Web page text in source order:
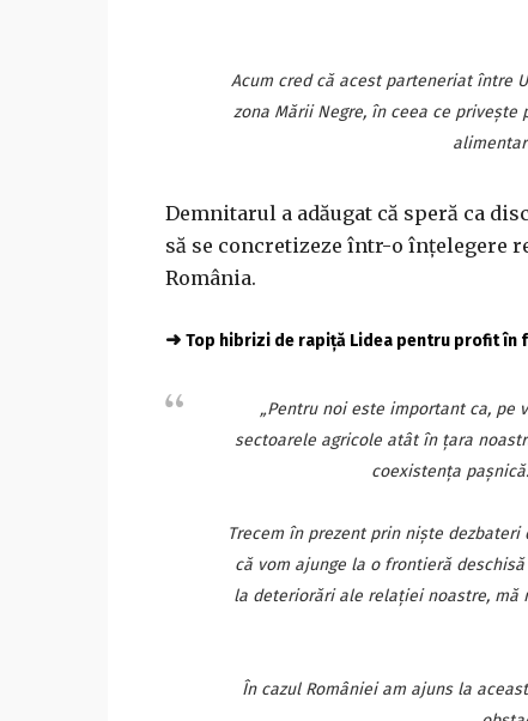
Acum cred că acest parteneriat între
zona Mării Negre, în ceea ce
Demnitarul a adăugat că speră ca
să se concretizeze într-o înţelegere
România.
➜ Top hibrizi de rapiță Lidea pentru profit în
„Pentru noi este important ca, pe
sectoarele agricole atât în ţara
coexistenţa
Trecem în prezent prin nişte
că vom ajunge la o frontieră
la deteriorări ale relaţiei noastre,
În cazul României am ajuns la